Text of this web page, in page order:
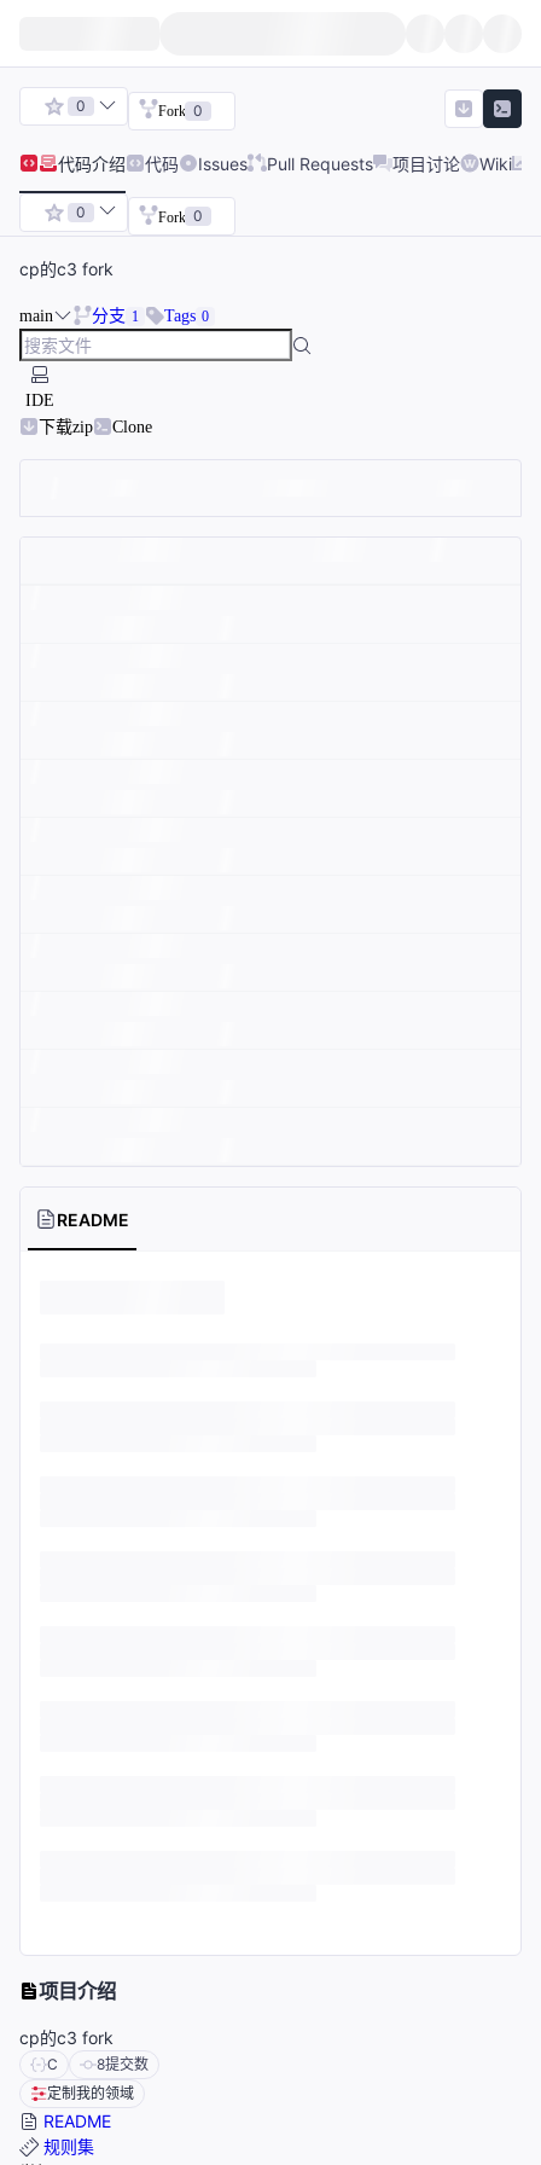
0 Fork 0
代码介绍 代码 Issues Pull Requests 项目讨论 Wiki
0 Fork 0
cp的c3 fork
main 分支 1 Tags 0
IDE
下载zip
Clone
README
项目介绍
cp的c3 fork
C 8提交数
定制我的领域
README
规则集